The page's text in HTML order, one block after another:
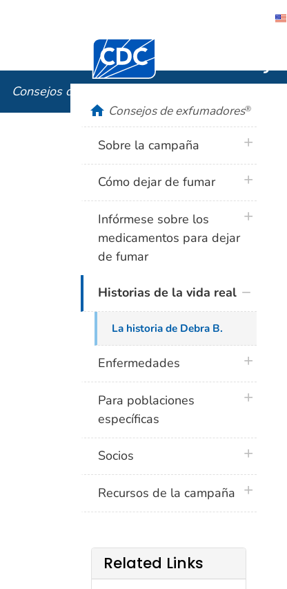
Centros para el Control y la
Consejos de exfumadores
homeConsejos de exfumadores®
Sobre la campaña plus icon
Cómo dejar de fumar plus icon
Infórmese sobre los
medicamentos para dejar
de fumar
plus icon
Historias de la vida real
La historia de Debra B.
Enfermedades plus icon
Para poblaciones
específicas
plus icon
Socios plus icon
Recursos de la campaña plus icon
Related Links